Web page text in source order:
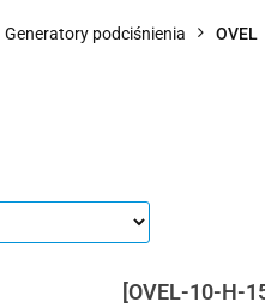
Generatory podciśnienia OVEL
[OVEL-10-H-